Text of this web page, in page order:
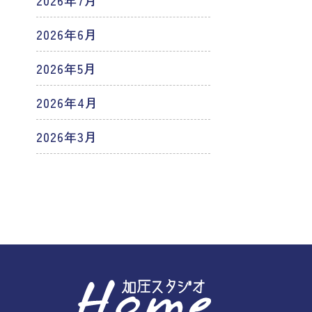
2026年6月
2026年5月
2026年4月
2026年3月